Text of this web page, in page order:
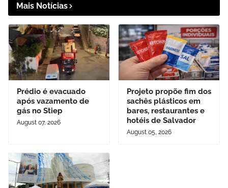
Mais Notícias
Prédio é evacuado
após vazamento de
gás no Stiep
August 07, 2026
Projeto propõe fim dos
sachês plásticos em
bares, restaurantes e
hotéis de Salvador
August 05, 2026